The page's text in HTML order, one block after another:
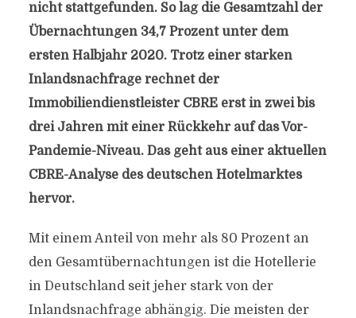
nicht stattgefunden. So lag die Gesamtzahl der
Übernachtungen 34,7 Prozent unter dem
ersten Halbjahr 2020. Trotz einer starken
Inlandsnachfrage rechnet der
Immobiliendienstleister CBRE erst in zwei bis
drei Jahren mit einer Rückkehr auf das Vor-
Pandemie-Niveau. Das geht aus einer aktuellen
CBRE-Analyse des deutschen Hotelmarktes
hervor.
Mit einem Anteil von mehr als 80 Prozent an
den Gesamtübernachtungen ist die Hotellerie
in Deutschland seit jeher stark von der
Inlandsnachfrage abhängig. Die meisten der